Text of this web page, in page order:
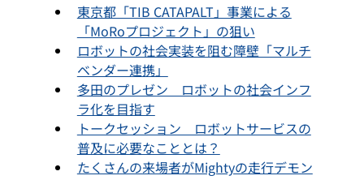
東京都「TIB CATAPALT」事業による
「MoRoプロジェクト」の狙い
ロボットの社会実装を阻む障壁「マルチ
ベンダー連携」
多田のプレゼン　ロボットの社会インフ
ラ化を目指す
トークセッション　ロボットサービスの
普及に必要なこととは？
たくさんの来場者がMightyの走行デモン